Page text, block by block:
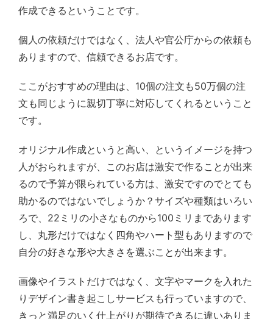
作成できるということです。
個人の依頼だけではなく、法人や官公庁からの依頼も
ありますので、信頼できるお店です。
ここがおすすめの理由は、10個の注文も50万個の注
文も同じように親切丁寧に対応してくれるということ
です。
オリジナル作成というと高い、というイメージを持つ
人がおられますが、このお店は激安で作ることが出来
るので予算が限られている方は、激安ですのでとても
助かるのではないでしょうか？サイズや種類はいろい
ろで、22ミリの小さなものから100ミリまであります
し、丸形だけではなく四角やハート型もありますので
自分の好きな形や大きさを選ぶことが出来ます。
画像やイラストだけではなく、文字やマークを入れた
りデザイン書き起こしサービスも行っていますので、
きっと満足のいく仕上がりが期待できるに違いありま